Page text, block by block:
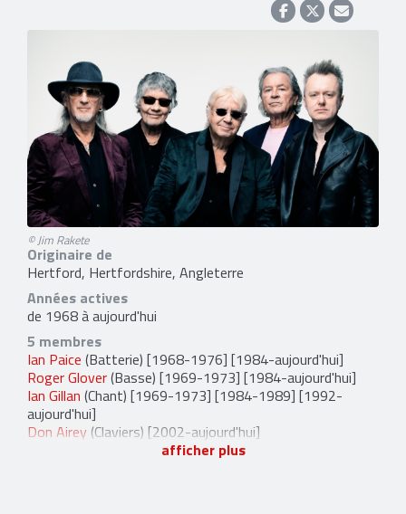
© Jim Rakete
Originaire de
Hertford, Hertfordshire, Angleterre
Années actives
de 1968 à aujourd'hui
5 membres
Ian Paice (Batterie) [1968-1976] [1984-aujourd'hui]
Roger Glover(Basse) [1969-1973] [1984-aujourd'hui]
Ian Gillan (Chant) [1969-1973] [1984-1989] [1992-
aujourd'hui]
Don Airey (Claviers) [2002-aujourd'hui]
(Guitare) [2022-aujourd'hui]
afficher plus